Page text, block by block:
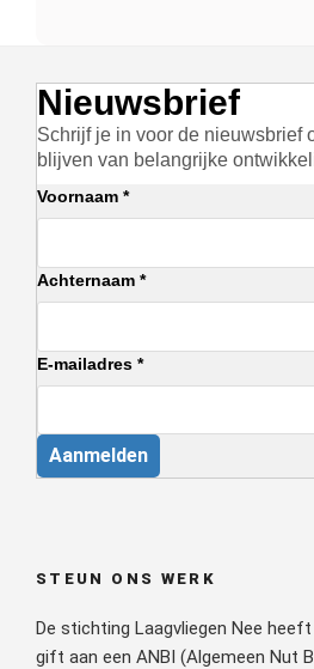
Nieuwsbrief
Schrijf je in voor de nieuwsbrief
blijven van belangrijke
Voornaam *
Achternaam *
E-mailadres *
Aanmelden
STEUN ONS WERK
De stichting Laagvliegen Nee
gift aan een ANBI (Algemeen Nut